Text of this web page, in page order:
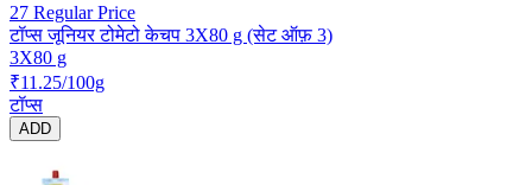
27 Regular Price
टॉप्स जूनियर टोमेटो केचप 3X80 g (सेट ऑफ़ 3)
3X80 g
₹11.25/100g
टॉप्स
ADD